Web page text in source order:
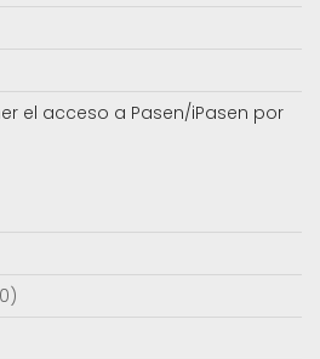
el acceso a Pasen/iPasen por